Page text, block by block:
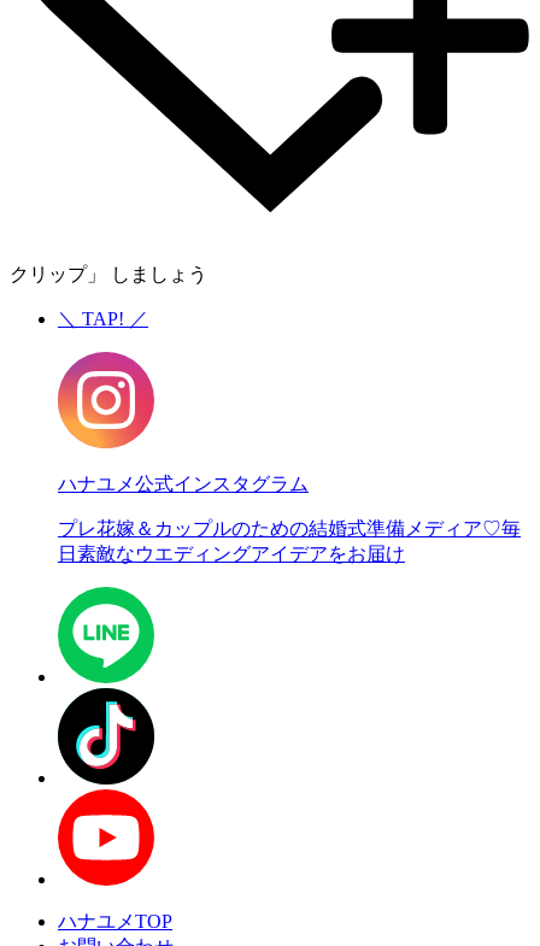
クリップ」 しましょう
＼ TAP! ／
ハナユメ公式インスタグラム
プレ花嫁＆カップルのための結婚式準備メディア♡毎
日素敵なウエディングアイデアをお届け
ハナユメTOP